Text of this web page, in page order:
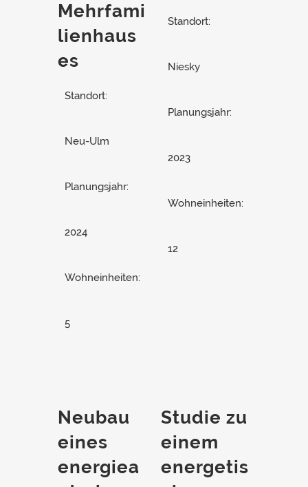
Mehrfami
lienhaus
es
Standort:
Neu-Ulm
Planungsjahr:
2024
Wohneinheiten:
5
Standort:
Niesky
Planungsjahr:
2023
Wohneinheiten:
12
Neubau
eines
energiea
Studie zu
einem
energetis